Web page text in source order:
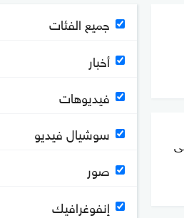
جميع الفئات
أخبار
فيديوهات
سوشيال فيديو
صور
إنفوغرافيك